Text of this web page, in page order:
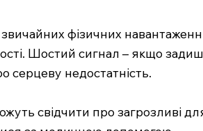
фізичних
Шостий сигнал – якщо
серцеву недостатність.
свідчити про загрозливі